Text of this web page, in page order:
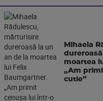
Mihaela
moartea
„Am
cutie”